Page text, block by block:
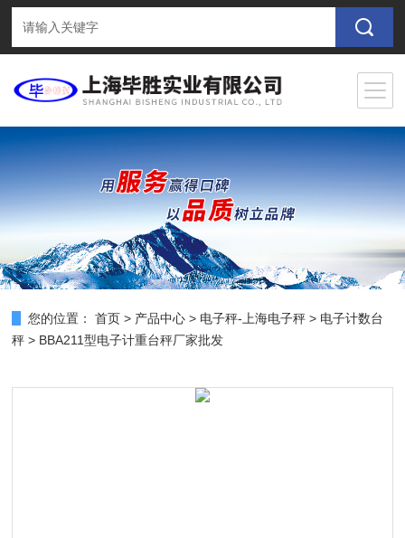
您的位置： 首页 > 产品中心 > 电子秤-上海电子秤 > 电子计数台
秤 > BBA211型电子计重台秤厂家批发